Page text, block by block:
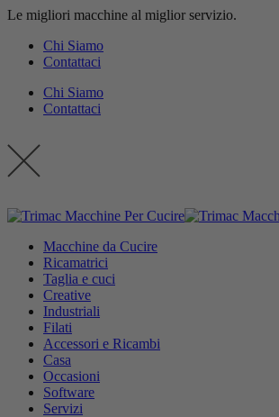
contenuto
Le migliori macchine al miglior servizio.
Chi Siamo
Contattaci
Chi Siamo
Contattaci
Macchine da Cucire
Ricamatrici
Taglia e cuci
Creative
Industriali
Filati
Accessori e Ricambi
Casa
Occasioni
Software
Servizi